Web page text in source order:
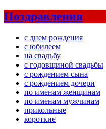
Поздравления
с днем рождения
с юбилеем
на свадьбу
с годовщиной свадьбы
с рождением сына
с рождением дочери
по именам женщинам
по именам мужчинам
прикольные
короткие